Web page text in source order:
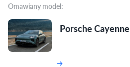
Omawiany model:
Porsche Cayenne